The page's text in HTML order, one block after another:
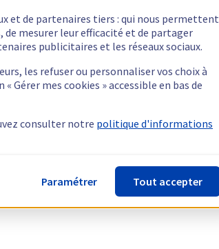
et de partenaires tiers : qui nous permettent
de mesurer leur efficacité et de partager
publicitaires et les réseaux sociaux.
les refuser ou personnaliser vos choix à
Gérer mes cookies » accessible en bas de
consulter notre politique d'informations
Paramétrer Tout accepter